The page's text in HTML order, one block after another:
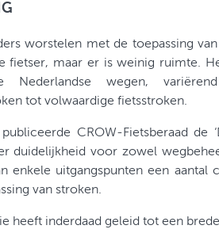
worstelen met de toepassing
fietser, maar er is weinig ruimte.
wegen,
tot volwaardige fietsstroken.
CROW-Fietsberaad de
duidelijkheid voor zowel
enkele uitgangspunten een
van stroken.
heeft inderdaad geleid tot een